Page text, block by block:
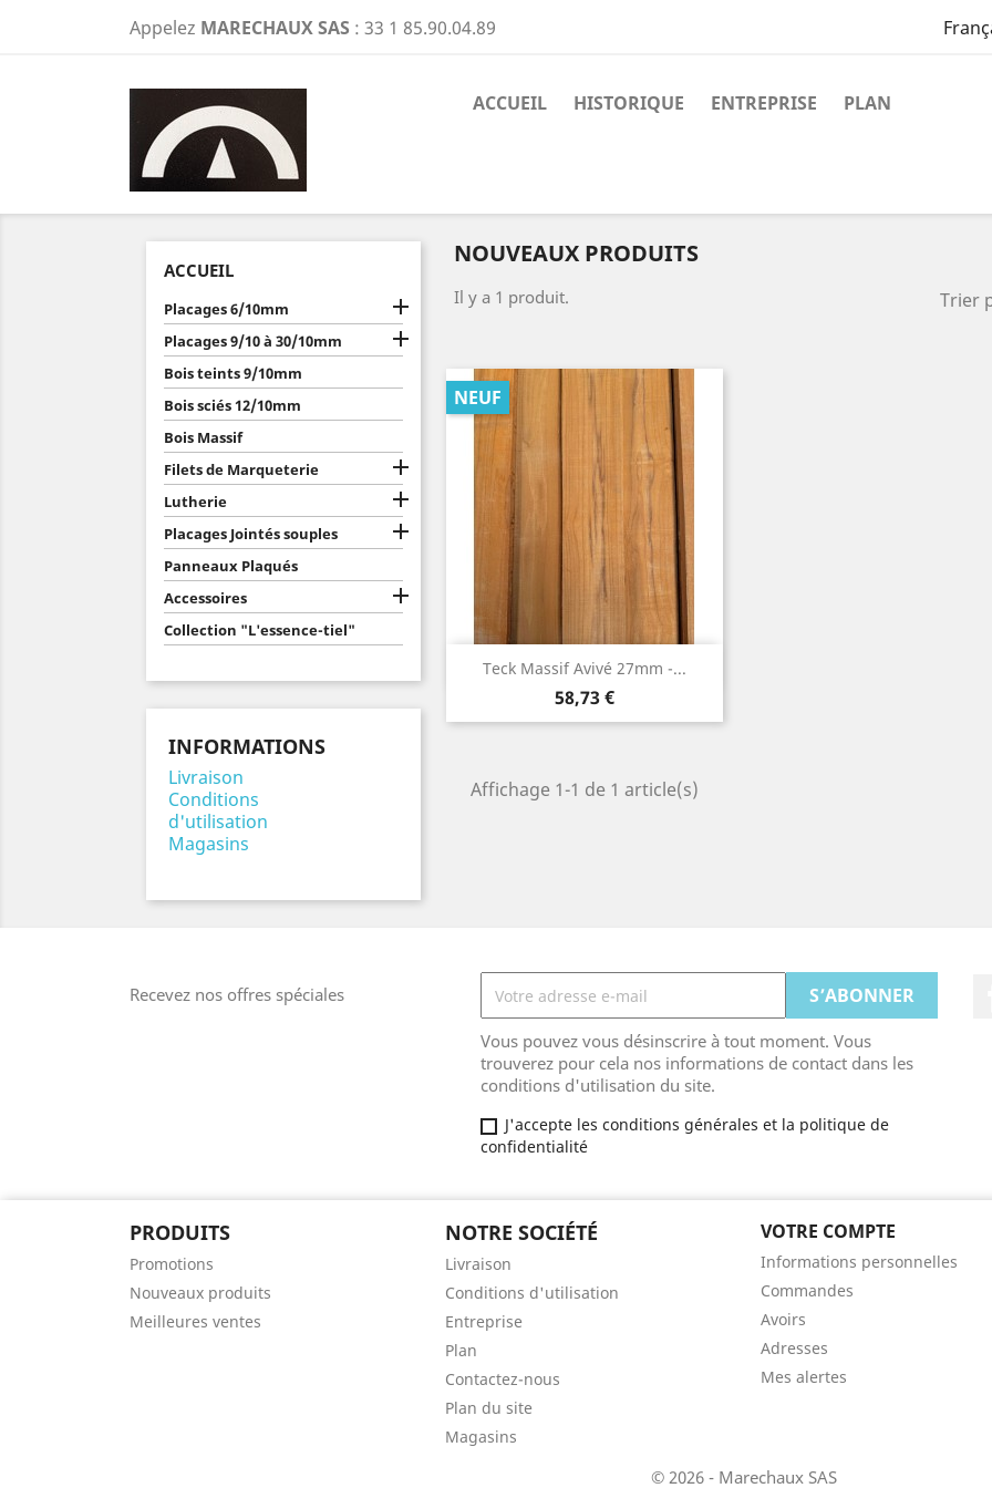
Appelez MARECHAUX SAS : 33 1 85.90.04.89
ACCUEIL HISTORIQUE ENTREPRISE PLAN
ACCUEIL
Placages 6/10mm 
Placages 9/10 à 30/10mm 
Bois teints 9/10mm
Bois sciés 12/10mm
Bois Massif
Filets de Marqueterie

Lutherie 
Placages Jointés souples 
Panneaux Plaqués
Accessoires

Collection "L'essence-tiel"
INFORMATIONS
Livraison
Conditions
d'utilisation
Magasins
NOUVEAUX PRODUITS
Il y a 1 produit.
Trier
Teck Massif Avivé 27mm -...
Prix
58,73 €
NEUF
Aperçu rapide
Affichage 1-1 de 1 article(s)
Recevez nos offres spéciales
Vous pouvez vous désinscrire à tout moment. Vous
trouverez pour cela nos informations de contact dans les
conditions d'utilisation du site.
J'accepte les conditions générales et la politique de
confidentialité
PRODUITS
Promotions
Nouveaux produits
Meilleures ventes
NOTRE SOCIÉTÉ
Livraison
Conditions d'utilisation
Entreprise
Plan
Contactez-nous
Plan du site
Magasins
VOTRE COMPTE
Informations personnelles
Commandes
Avoirs
Adresses
Mes alertes
© 2026 - Marechaux SAS